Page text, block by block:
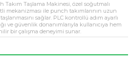
Parça Yıkama Makineleri
Makineleri
Taşlama Makinesi, özel soğutmalı
mekanizması ile punch takımlarının uzun
sağlar. PLC kontrollü adım ayarlı
ve güvenlik donanımlarıyla kullanıcıya hem
bir çalışma deneyimi sunar.